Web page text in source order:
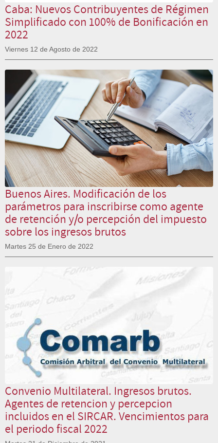
Caba: Nuevos Contribuyentes de Régimen
Simplificado con 100% de Bonificación en
2022
Viernes 12 de Agosto de 2022
Buenos Aires. Modificación de los
parámetros para inscribirse como agente
de retención y/o percepción del impuesto
sobre los ingresos brutos
Martes 25 de Enero de 2022
Convenio Multilateral. Ingresos brutos.
Agentes de retencion y percepcion
incluidos en el SIRCAR. Vencimientos para
el periodo fiscal 2022